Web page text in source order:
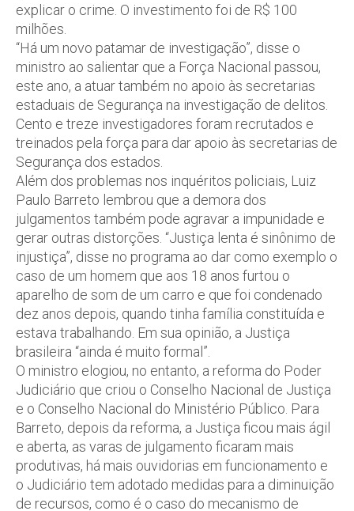
explicar o crime. O investimento foi de R$ 100
milhões.
“Há um novo patamar de investigação”, disse o
ministro ao salientar que a Força Nacional passou,
este ano, a atuar também no apoio às secretarias
estaduais de Segurança na investigação de delitos.
Cento e treze investigadores foram recrutados e
treinados pela força para dar apoio às secretarias de
Segurança dos estados.
Além dos problemas nos inquéritos policiais, Luiz
Paulo Barreto lembrou que a demora dos
julgamentos também pode agravar a impunidade e
gerar outras distorções. “Justiça lenta é sinônimo de
injustiça”, disse no programa ao dar como exemplo o
caso de um homem que aos 18 anos furtou o
aparelho de som de um carro e que foi condenado
dez anos depois, quando tinha família constituída e
estava trabalhando. Em sua opinião, a Justiça
brasileira “ainda é muito formal”.
O ministro elogiou, no entanto, a reforma do Poder
Judiciário que criou o Conselho Nacional de Justiça
e o Conselho Nacional do Ministério Público. Para
Barreto, depois da reforma, a Justiça ficou mais ágil
e aberta, as varas de julgamento ficaram mais
produtivas, há mais ouvidorias em funcionamento e
o Judiciário tem adotado medidas para a diminuição
de recursos, como é o caso do mecanismo de